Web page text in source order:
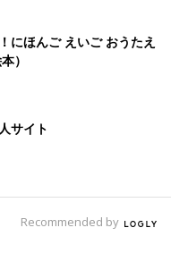
にほんご えいご おうたえ
）
サイト
Recommended by